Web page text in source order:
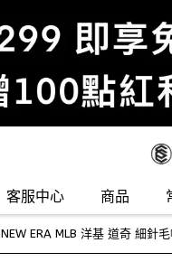
客服中心 商品
NEW ERA MLB 洋基 道奇 細針